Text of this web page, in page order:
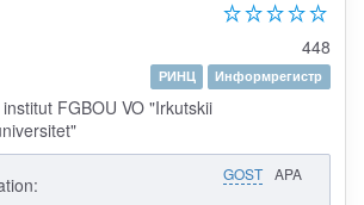
448
РИНЦ
Информрегистр
FGBOU VO "Irkutskii
GOST APA